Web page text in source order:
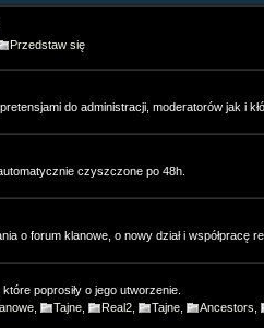
Przedstaw się
do administracji, moderatorów jak i
czyszczone po 48h.
o forum klanowe, o nowy dział i współpracę
poprosiły o jego utworzenie.
Tajne Real2 Tajne Ancestors
na MYKO,
01-13 19:46:40
- 2026-03-14 01:51:46
myko.com/-
08 08:47:27
v1534 ✅NEW